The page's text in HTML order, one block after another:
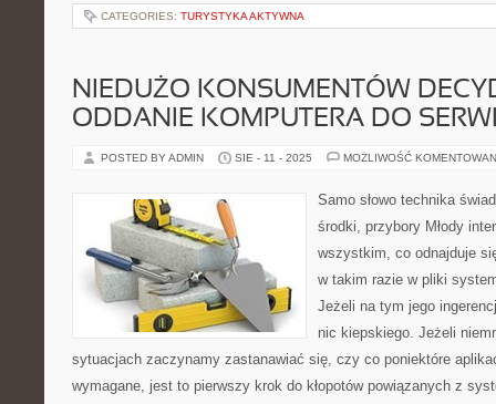
CATEGORIES: TURYSTYKA AKTYWNA
NIEDUŻO KONSUMENTÓW
ODDANIE KOMPUTERA DO
POSTED BY ADMIN SIE - 11 - 2025 MOŻLIWOŚĆ
Samo słowo technika
środki, przybory Młody
wszystkim, co odnajduje
w takim razie w pliki
Jeżeli na tym jego
nic kiepskiego. Jeżeli
sytuacjach zaczynamy zastanawiać się, czy co poniektóre
wymagane, jest to pierwszy krok do kłopotów powiązanych z